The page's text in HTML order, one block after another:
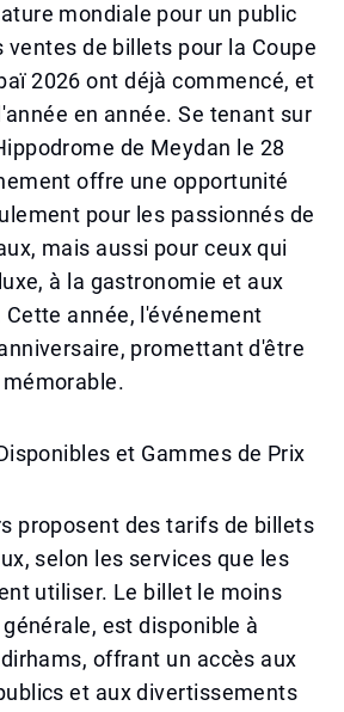
mondiale pour un public
ventes de billets pour la Coupe
2026 ont déjà commencé, et
en année. Se tenant sur
de Meydan le 28
offre une opportunité
pour les passionnés de
mais aussi pour ceux qui
à la gastronomie et aux
année, l'événement
promettant d'être
et Gammes de Prix
proposent des tarifs de billets
selon les services que les
utiliser. Le billet le moins
est disponible à
offrant un accès aux
et aux divertissements